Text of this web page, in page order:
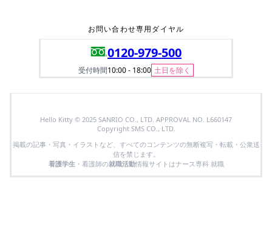
お問い合わせ専用ダイヤル
0120-979-500
受付時間10:00 - 18:00 土日を除く
Hello Kitty © 2025 SANRIO CO., LTD. APPROVAL NO. L660147
Copyright SMS CO., LTD.
掲載の記事・写真・イラストなど、すべてのコンテンツの無断複写・転載・公衆送
信を禁じます。
看護学生・看護師の就職活動情報サイトはナース専科 就職